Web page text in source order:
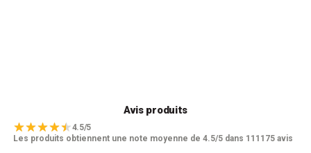
Avis produits
4.5/5
Les produits obtiennent une note moyenne de 4.5/5 dans 111175 avis